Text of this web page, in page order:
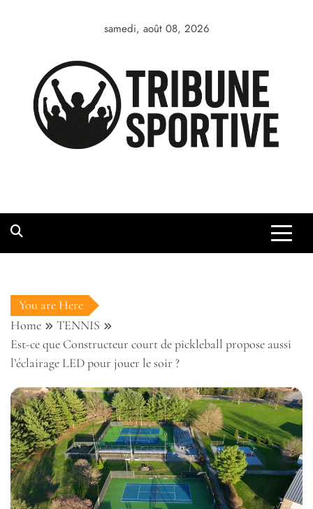
samedi, août 08, 2026
You are Here
Home
TENNIS
Est-ce que Constructeur court de pickleball propose aussi
l’éclairage LED pour jouer le soir ?